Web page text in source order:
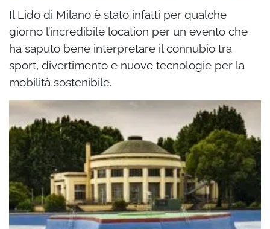
Il Lido di Milano è stato infatti per qualche
giorno l’incredibile location per un evento che
ha saputo bene interpretare il connubio tra
sport, divertimento e nuove tecnologie per la
mobilità sostenibile.